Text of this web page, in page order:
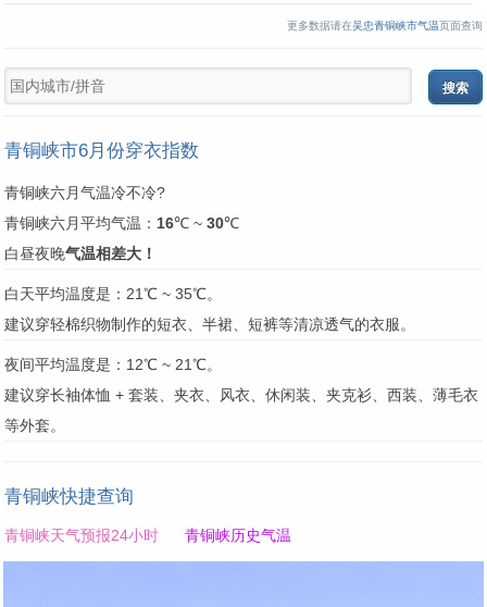
更多数据请在吴忠青铜峡市气温页面查询
青铜峡市6月份穿衣指数
青铜峡六月气温冷不冷?
青铜峡六月平均气温： 16℃ ~ 30℃
白昼夜晚气温相差大！
白天平均温度是：21℃ ~ 35℃。
建议穿轻棉织物制作的短衣、半裙、短裤等清凉透气的衣服。
夜间平均温度是：12℃ ~ 21℃。
建议穿长袖体恤 + 套装、夹衣、风衣、休闲装、夹克衫、西装、薄毛衣
等外套。
青铜峡快捷查询
青铜峡天气预报24小时 青铜峡历史气温